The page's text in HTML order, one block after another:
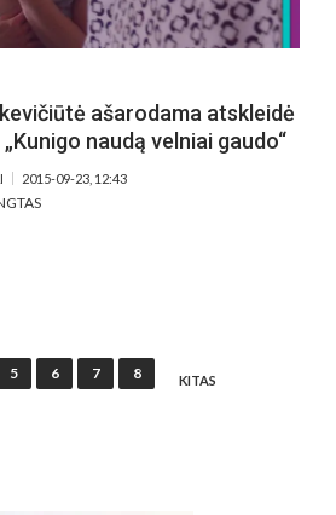
ašarodama atskleidė
naudą velniai gaudo“
2015-09-23, 12:43
ĮRAŠE
KĄ
5 6 7 8 KITAS